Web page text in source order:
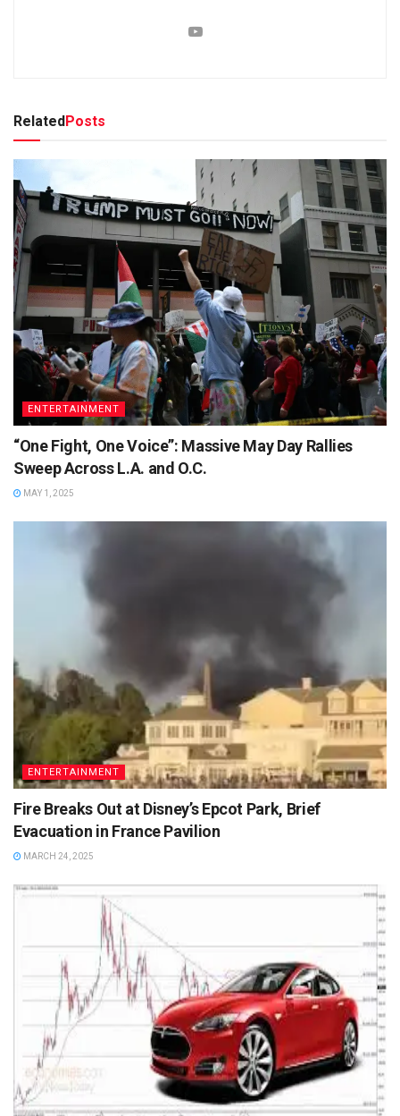
RelatedPosts
ENTERTAINMENT
“One Fight, One Voice”: Massive May Day Rallies
Sweep Across L.A. and O.C.
MAY 1, 2025
ENTERTAINMENT
Fire Breaks Out at Disney’s Epcot Park, Brief
Evacuation in France Pavilion
MARCH 24, 2025